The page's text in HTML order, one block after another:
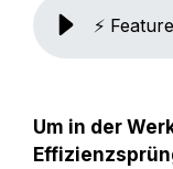
Um in der